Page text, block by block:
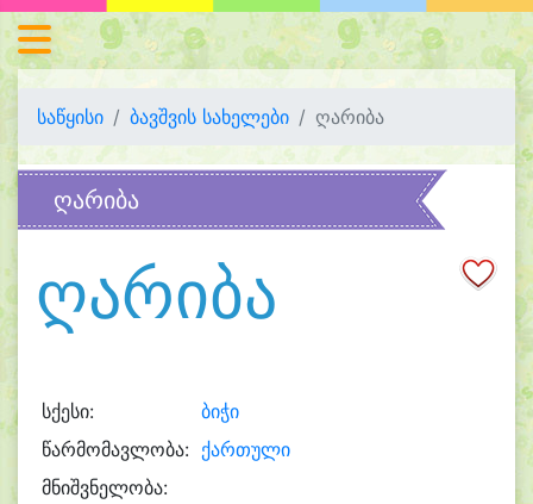
საწყისი ბავშვის სახელები ღარიბა
ღარიბა
ღარიბა
სქესი:
ბიჭი
წარმომავლობა: ქართული
მნიშვნელობა: